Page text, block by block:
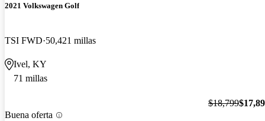
2021 Volkswagen Golf
TSI FWD 50,421 millas
Ivel, KY
71 millas
Buena oferta
$18,799